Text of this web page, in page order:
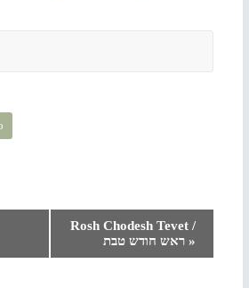
Rosh Chodesh Tevet /
ראש חודש טבת»